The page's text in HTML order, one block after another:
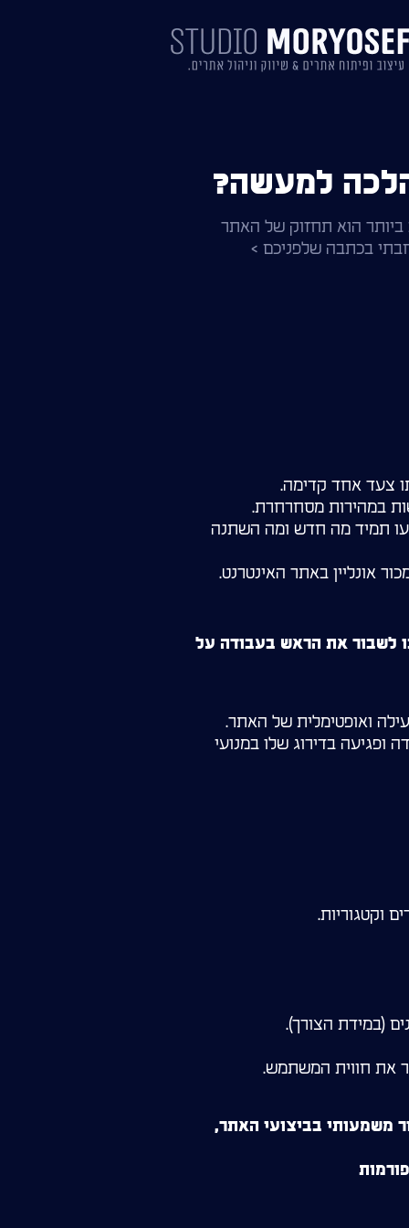
למעשה?
הוא תחזוק של האתר
בכתבה שלפניכם >
צעד אחד קדימה.
במהירות מסחרחרת.
תמיד מה חדש ומה השתנה
אונליין באתר האינטרנט.
לשבור את הראש בעבודה על
ואופטימלית של האתר.
ופגיעה בדירוג שלו במנועי
את חווית המשתמש.
משמעותי בביצועי האתר,